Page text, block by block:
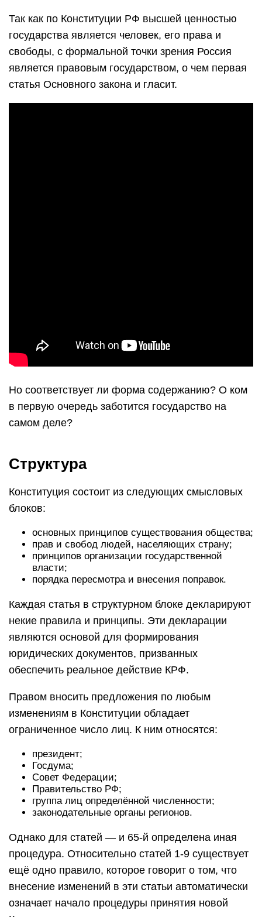
Так как по Конституции РФ высшей ценностью
государства является человек, его права и
свободы, с формальной точки зрения Россия
является правовым государством, о чем первая
статья Основного закона и гласит.
Но соответствует ли форма содержанию? О ком
в первую очередь заботится государство на
самом деле?
Структура
Конституция состоит из следующих смысловых
блоков:
основных принципов существования общества;
прав и свобод людей, населяющих страну;
принципов организации государственной
власти;
порядка пересмотра и внесения поправок.
Каждая статья в структурном блоке декларируют
некие правила и принципы. Эти декларации
являются основой для формирования
юридических документов, призванных
обеспечить реальное действие КРФ.
Правом вносить предложения по любым
изменениям в Конституции обладает
ограниченное число лиц. К ним относятся:
президент;
Госдума;
Совет Федерации;
Правительство РФ;
группа лиц определённой численности;
законодательные органы регионов.
Однако для статей — и 65-й определена иная
процедура. Относительно статей 1-9 существует
ещё одно правило, которое говорит о том, что
внесение изменений в эти статьи автоматически
означает начало процедуры принятия новой